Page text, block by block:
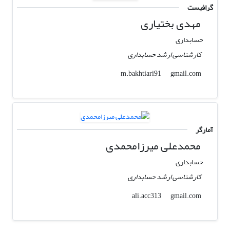
گرافیست
مهدی بختیاری
حسابداری
کارشناسی ارشد حسابداری
m.bakhtiari91
gmail.com
آمارگر
محمدعلی میرزامحمدی
حسابداری
کارشناسی ارشد حسابداری
ali.acc313
gmail.com